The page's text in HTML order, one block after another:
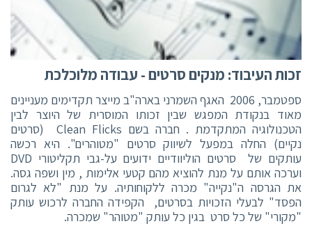
זכות העיבוד: מנקים סרטים - עבודה מלוכלכת
ספטמבר, 2006 האגף השמרני בארה"ב מייצר תקדימים מעניינים
מאוד בנקודת המפגש שבין זכותו המוסרית של היוצר לבין
הטכנולוגיה המתקדמת . חברה בשם Clean Flicks (סרטים
נקיים) החלה במפעל לשיווק סרטים "מטוהרים". היא רכשה
עותקים של סרטים הוליוודיים ידועים על-גבי תקליטורי DVD
וערכה אותם על מנת להוציא מהם קטעי אלימות , מין ושפה גסה.
את הגרסה ה"נקייה" מכרה ללקוחותיה. על מנת "לא לגרום
הפסד" לבעלי הזכויות בסרטים, הקפידה החברה לרכוש עותק
"מקורי" של כל סרט בגין כל עותק "מטוהר" שמכרה.